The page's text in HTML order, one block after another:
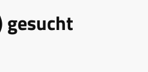
gesucht